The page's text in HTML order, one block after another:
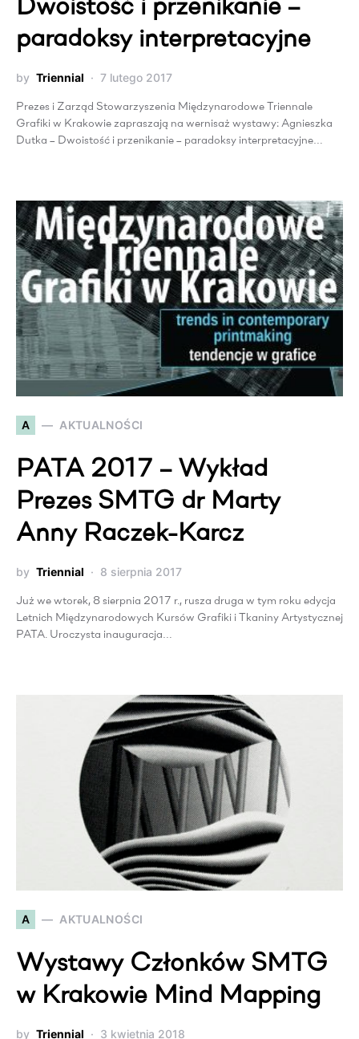
Dwoistość i przenikanie –
paradoksy interpretacyjne
by Triennial 7 lutego 2017
Prezes i Zarząd Stowarzyszenia Międzynarodowe Triennale
Grafiki w Krakowie zapraszają na wernisaż wystawy: Agnieszka
Dutka – Dwoistość i przenikanie – paradoksy interpretacyjne…
A AKTUALNOŚCI
PATA 2017 – Wykład
Prezes SMTG dr Marty
Anny Raczek-Karcz
by Triennial 8 sierpnia 2017
Już we wtorek, 8 sierpnia 2017 r., rusza druga w tym roku edycja
Letnich Międzynarodowych Kursów Grafiki i Tkaniny Artystycznej
PATA. Uroczysta inauguracja…
A AKTUALNOŚCI
Wystawy Członków SMTG
w Krakowie Mind Mapping
by Triennial 3 kwietnia 2018